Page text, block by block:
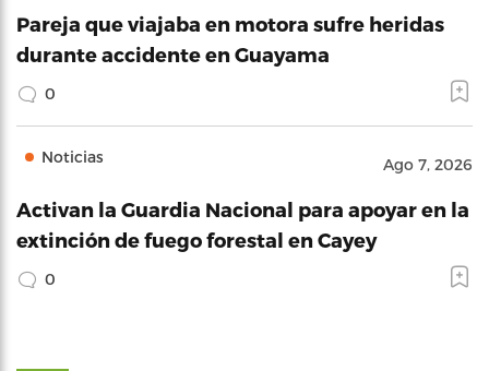
Pareja que viajaba en motora sufre heridas
durante accidente en Guayama
0
Noticias Ago 7, 2026
Activan la Guardia Nacional para apoyar en la
extinción de fuego forestal en Cayey
0